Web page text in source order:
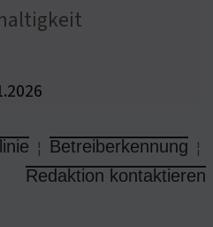
¦ Betreiberkennung ¦
Redaktion kontaktieren